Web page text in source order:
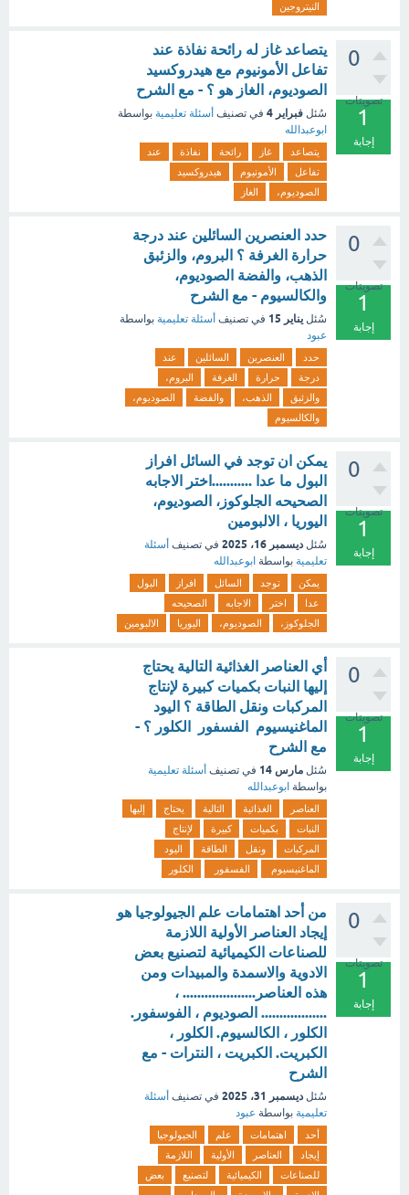
النيتروجين
0
تصويتات
1
إجابة
يتصاعد غاز له رائحة نفاذة عند
تفاعل الأمونيوم مع هيدروكسيد
الصوديوم، الغاز هو ؟ - مع الشرح
سُئل فبراير 4 في تصنيف أسئلة تعليمية بواسطة
ابوعبدالله
يتصاعد غاز رائحة نفاذة
عند
تفاعل
الأمونيوم
هيدروكسيد
الصوديوم،
الغاز
0
تصويتات
1
إجابة
حدد العنصرين السائلين عند درجة
حرارة الغرفة ؟ البروم، والزئبق
الذهب، والفضة الصوديوم،
والكالسيوم - مع الشرح
سُئل يناير 15 في تصنيف أسئلة تعليمية بواسطة
عبود
حدد العنصرين السائلين
عند
درجة
حرارة الغرفة
البروم،
والزئبق
الذهب، والفضة
الصوديوم،
والكالسيوم
0
تصويتات
1
إجابة
يمكن ان توجد في السائل افراز
البول ما عدا ...........اختر الاجابه
الصحيحه الجلوكوز، الصوديوم،
اليوريا ، الالبومين
سُئل ديسمبر 16، 2025 في تصنيف أسئلة
تعليمية بواسطة ابوعبدالله
يمكن توجد السائل افراز
البول
عدا
اختر الاجابه
الصحيحه
الجلوكوز،
الصوديوم، اليوريا الالبومين
0
تصويتات
1
إجابة
أي العناصر الغذائية التالية يحتاج
إليها النبات بكميات كبيرة لإنتاج
المركبات ونقل الطاقة ؟ اليود
الماغنيسيوم الفسفور الكلور ؟ -
مع الشرح
سُئل مارس 14 في تصنيف أسئلة تعليمية
بواسطة ابوعبدالله
العناصر الغذائية التالية يحتاج
إليها
النبات
بكميات كبيرة
لإنتاج
المركبات
ونقل الطاقة
اليود
الماغنيسيوم
الفسفور الكلور
0
تصويتات
1
إجابة
من أحد اهتمامات علم الجيولوجيا هو
إيجاد العناصر الأولية اللازمة
للصناعات الكيميائية لتصنيع بعض
الادوية والاسمدة والمبيدات ومن
هذه العناصر.................... ،
.................. الصوديوم ، الفوسفور.
الكلور ، الكالسيوم. الكلور ،
الكبريت. الكبريت ، النترات - مع
الشرح
سُئل ديسمبر 31، 2025 في تصنيف أسئلة
تعليمية بواسطة عبود
أحد اهتمامات علم
الجيولوجيا
إيجاد
العناصر الأولية
اللازمة
للصناعات
الكيميائية لتصنيع
بعض